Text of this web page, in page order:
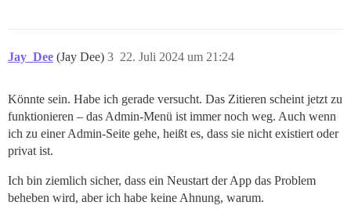
Jay_Dee (Jay Dee) 22. Juli 2024 um 21:24
3
Könnte sein. Habe ich gerade versucht. Das Zitieren scheint jetzt zu
funktionieren – das Admin-Menü ist immer noch weg. Auch wenn
ich zu einer Admin-Seite gehe, heißt es, dass sie nicht existiert oder
privat ist.
Ich bin ziemlich sicher, dass ein Neustart der App das Problem
beheben wird, aber ich habe keine Ahnung, warum.